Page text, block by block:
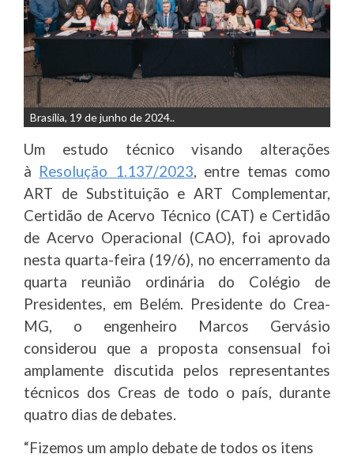
Brasília, 19 de junho de 2024..
Um estudo técnico visando alterações
à Resolução 1.137/2023, entre temas como
ART de Substituição e ART Complementar,
Certidão de Acervo Técnico (CAT) e Certidão
de Acervo Operacional (CAO), foi aprovado
nesta quarta-feira (19/6), no encerramento da
quarta reunião ordinária do Colégio de
Presidentes, em Belém. Presidente do Crea-
MG, o engenheiro Marcos Gervásio
considerou que a proposta consensual foi
amplamente discutida pelos representantes
técnicos dos Creas de todo o país, durante
quatro dias de debates.
“Fizemos um amplo debate de todos os itens